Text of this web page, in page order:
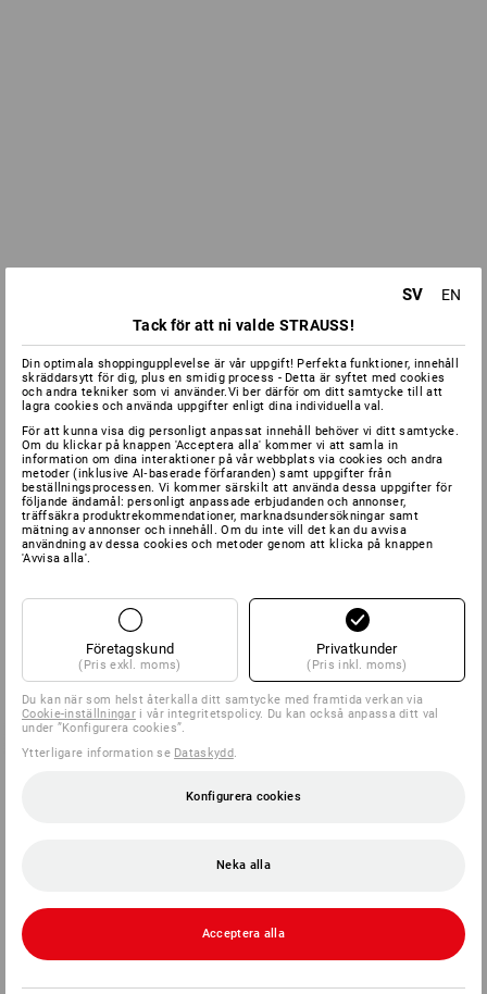
SV
EN
Tack för att ni valde STRAUSS!
Din optimala shoppingupplevelse är vår uppgift! Perfekta funktioner, innehåll
skräddarsytt för dig, plus en smidig process - Detta är syftet med cookies
och andra tekniker som vi använder.Vi ber därför om ditt samtycke till att
lagra cookies och använda uppgifter enligt dina individuella val.
För att kunna visa dig personligt anpassat innehåll behöver vi ditt samtycke.
Om du klickar på knappen 'Acceptera alla' kommer vi att samla in
information om dina interaktioner på vår webbplats via cookies och andra
metoder (inklusive AI‑baserade förfaranden) samt uppgifter från
beställningsprocessen. Vi kommer särskilt att använda dessa uppgifter för
följande ändamål: personligt anpassade erbjudanden och annonser,
träffsäkra produktrekommendationer, marknadsundersökningar samt
mätning av annonser och innehåll. Om du inte vill det kan du avvisa
användning av dessa cookies och metoder genom att klicka på knappen
'Avvisa alla'.
Företagskund
(Pris exkl. moms)
Privatkunder
(Pris inkl. moms)
Du kan när som helst återkalla ditt samtycke med framtida verkan via
Cookie-inställningar i vår integritetspolicy. Du kan också anpassa ditt val
under ”Konfigurera cookies”.
Ytterligare information se Dataskydd.
Konfigurera cookies
Neka alla
Acceptera alla